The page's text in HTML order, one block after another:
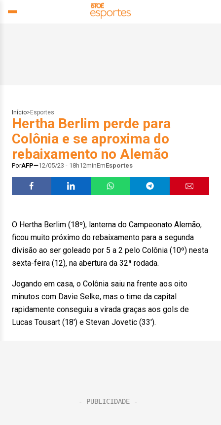
Início> Esportes
Hertha Berlim perde para
Colônia e se aproxima do
rebaixamento no Alemão
PorAFP 12/05/23 - 18h12minEmEsportes
O Hertha Berlim (18º), lanterna do Campeonato Alemão,
ficou muito próximo do rebaixamento para a segunda
divisão ao ser goleado por 5 a 2 pelo Colônia (10º) nesta
sexta-feira (12), na abertura da 32ª rodada.
Jogando em casa, o Colônia saiu na frente aos oito
minutos com Davie Selke, mas o time da capital
rapidamente conseguiu a virada graças aos gols de
Lucas Tousart (18′) e Stevan Jovetic (33′).